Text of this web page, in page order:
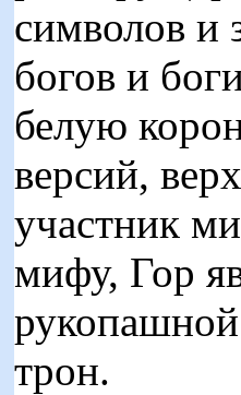
символов и
богов и
белую
версий,
участник
мифу, Гор
рукопашной
трон.